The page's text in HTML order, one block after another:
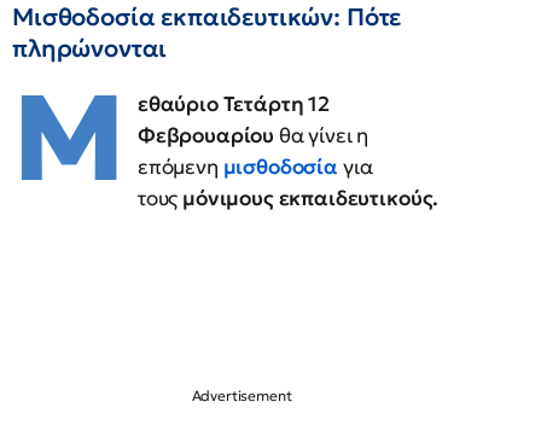
Μισθοδοσία εκπαιδευτικών: Πότε
πληρώνονται
Μ
εθαύριο Τετάρτη 12
Φεβρουαρίου θα γίνει η
επόμενη μισθοδοσία για
τους μόνιμους εκπαιδευτικούς.